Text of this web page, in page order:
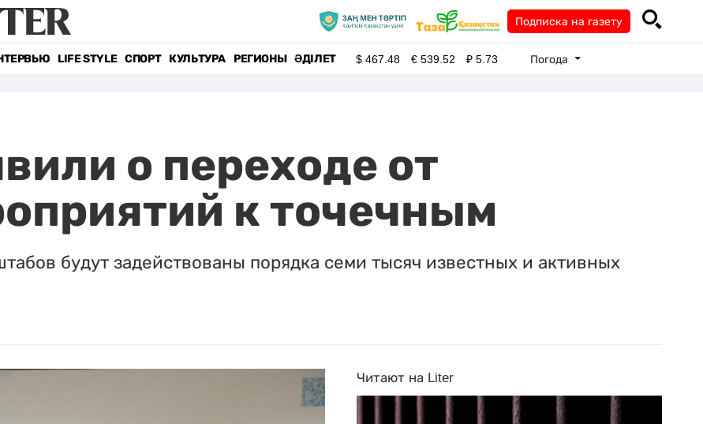
Подписка на газету
LIFE STYLE СПОРТ КУЛЬТУРА РЕГИОНЫ ӘДІЛЕТ $467.48 €539.52 ₽5.73 Погода
о переходе от
к точечным
будут задействованы порядка семи тысяч известных и активных
Читают на Liter